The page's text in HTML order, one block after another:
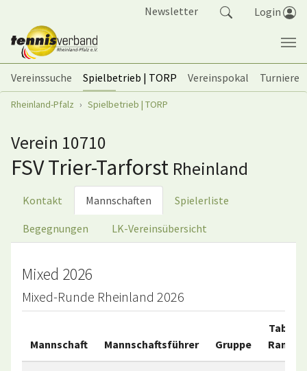
Newsletter Login
Vereinssuche Spielbetrieb | TORP Vereinspokal
Turniere
Sie sind hier:
Rheinland-Pfalz Spielbetrieb | TORP
Verein 10710
FSV Trier-Tarforst Rheinland
Kontakt Mannschaften Spielerliste
Begegnungen LK-Vereinsübersicht
Mixed 2026
Mixed-Runde Rheinland 2026
Mannschaft Mannschaftsführer Gruppe
Tab.-
Rang